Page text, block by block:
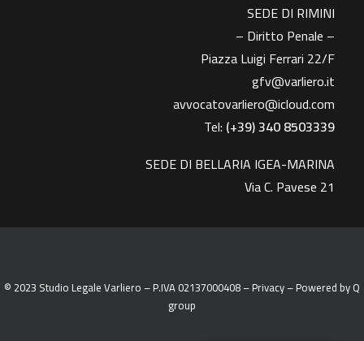
SEDE DI RIMINI
– Diritto Penale –
Piazza Luigi Ferrari 22/F
gfv@varliero.it
avvocatovarliero@icloud.com
Tel: (+39) 340 8503339
SEDE DI BELLARIA IGEA-MARINA
Via C. Pavese 21
© 2023 Studio Legale Varliero – P.IVA 02137000408 –Privacy– Powered byQ
group